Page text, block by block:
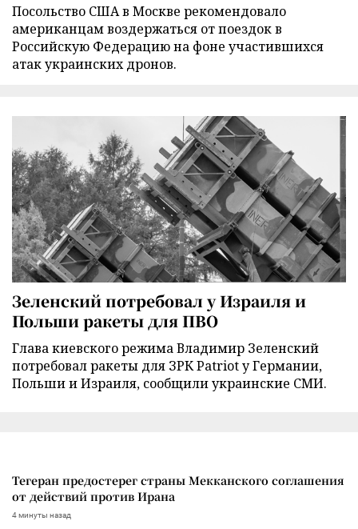
Посольство США в Москве рекомендовало
американцам воздержаться от поездок в
Российскую Федерацию на фоне участившихся
атак украинских дронов.
Зеленский потребовал у Израиля и
Польши ракеты для ПВО
Глава киевского режима Владимир Зеленский
потребовал ракеты для ЗРК Patriot у Германии,
Польши и Израиля, сообщили украинские СМИ.
Тегеран предостерег страны Мекканского соглашения
от действий против Ирана
4 минуты назад